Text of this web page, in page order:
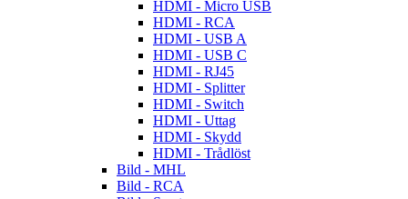
HDMI - Micro USB
HDMI - RCA
HDMI - USB A
HDMI - USB C
HDMI - RJ45
HDMI - Splitter
HDMI - Switch
HDMI - Uttag
HDMI - Skydd
HDMI - Trådlöst
Bild - MHL
Bild - RCA